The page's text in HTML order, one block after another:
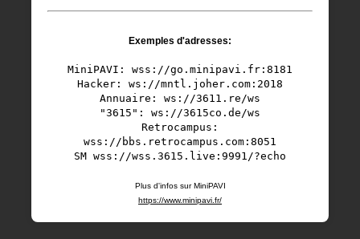
Exemples d'adresses:
MiniPAVI: wss://go.minipavi.fr:8181
Hacker: ws://mntl.joher.com:2018
Annuaire: ws://3611.re/ws
"3615": ws://3615co.de/ws
Retrocampus:
wss://bbs.retrocampus.com:8051
SM wss://wss.3615.live:9991/?echo
Plus d'infos sur MiniPAVI
https://www.minipavi.fr/